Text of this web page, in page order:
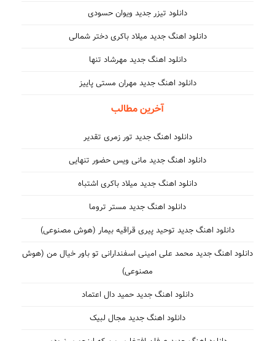
دانلود تیزر جدید ویوان حسودی
دانلود اهنگ جدید میلاد باکری دختر شمالی
دانلود اهنگ جدید مهرشاد تنها
دانلود اهنگ جدید مهران مستی پاییز
آخرین مطالب
دانلود اهنگ جدید تور زمری تقدیر
دانلود اهنگ جدید مانی ویس حضور تنهایی
دانلود اهنگ جدید میلاد باکری اشتباه
دانلود اهنگ جدید مستر تروما
دانلود اهنگ جدید توحید پیری قراقیه بیمار (هوش مصنوعی)
دانلود اهنگ جدید محمد علی امینی اسفندارانی تو باور خیال من (هوش
مصنوعی)
دانلود اهنگ جدید حمید دال اعتماد
دانلود اهنگ جدید مجال لبیک